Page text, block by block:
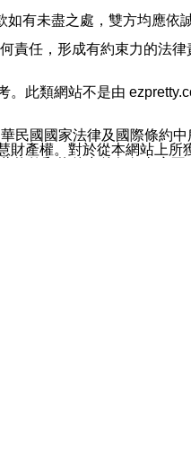
有未盡之處，雙方均應依
責任，形成有約束力的法
此類網站不是由
國國家法律及國際條約
產權。對於從本網站上